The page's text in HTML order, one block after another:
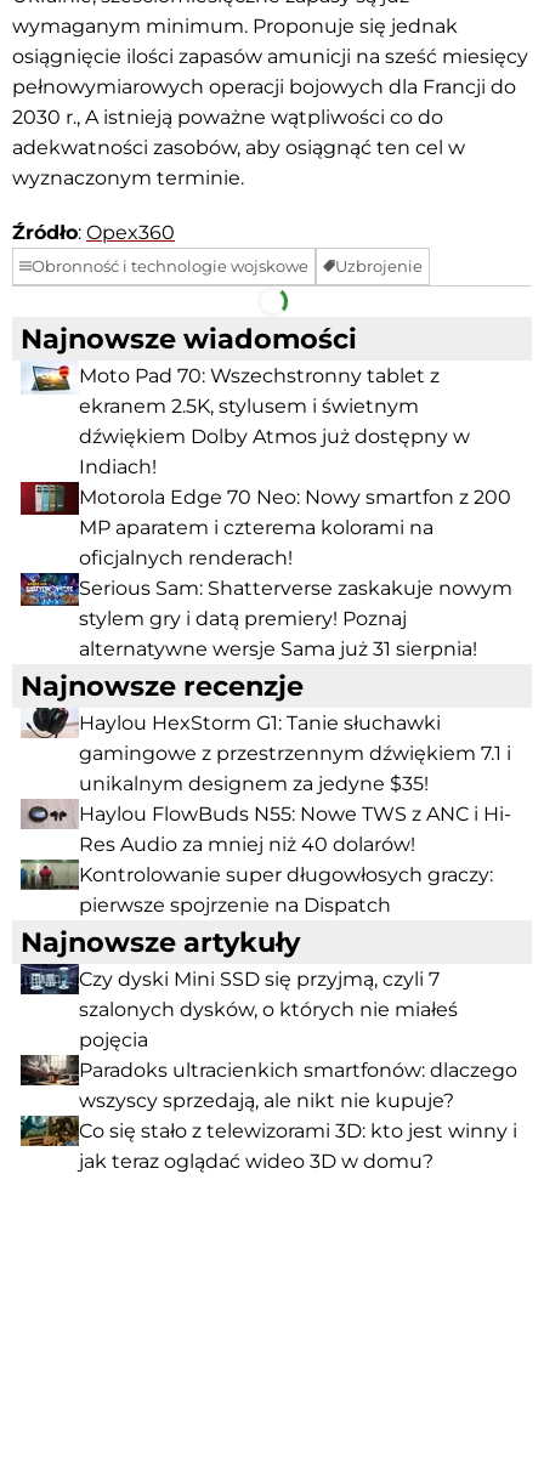
wymaganym minimum. Proponuje się jednak
osiągnięcie ilości zapasów amunicji na sześć miesięcy
pełnowymiarowych operacji bojowych dla Francji do
2030 r., A istnieją poważne wątpliwości co do
adekwatności zasobów, aby osiągnąć ten cel w
wyznaczonym terminie.
Źródło: Opex360
Obronność i technologie wojskowe Uzbrojenie
Facebook Telegram
Najnowsze wiadomości
Moto Pad 70: Wszechstronny tablet z
ekranem 2.5K, stylusem i świetnym
dźwiękiem Dolby Atmos już dostępny w
Indiach!
Motorola Edge 70 Neo: Nowy smartfon z 200
MP aparatem i czterema kolorami na
oficjalnych renderach!
Serious Sam: Shatterverse zaskakuje nowym
stylem gry i datą premiery! Poznaj
alternatywne wersje Sama już 31 sierpnia!
Najnowsze recenzje
Haylou HexStorm G1: Tanie słuchawki
gamingowe z przestrzennym dźwiękiem 7.1 i
unikalnym designem za jedyne $35!
Haylou FlowBuds N55: Nowe TWS z ANC i Hi-
Res Audio za mniej niż 40 dolarów!
Kontrolowanie super długowłosych graczy:
pierwsze spojrzenie na Dispatch
Najnowsze artykuły
Czy dyski Mini SSD się przyjmą, czyli 7
szalonych dysków, o których nie miałeś
pojęcia
Paradoks ultracienkich smartfonów: dlaczego
wszyscy sprzedają, ale nikt nie kupuje?
Co się stało z telewizorami 3D: kto jest winny i
jak teraz oglądać wideo 3D w domu?